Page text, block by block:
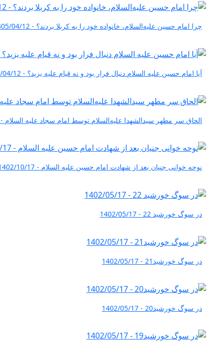
چرا امام حسین علیه‌السلام، خانواده خود را به کربلا بردند؟ - 1405/04/12
آیا امام حسین علیه السلام دنبال فرار بود و نه قیام علیه یزید؟ - 1405/04/12
الحاق سر مطهر سیدالشهدا علیه‌السلام توسط امام سجاد علیه السلام - 1405/04/12
نوحه خوانی جنیان بعد از شهادت امام حسین علیه السلام - 1402/10/17
در سوگ خورشید 22 - 1402/05/17
در سوگ خورشید21 - 1402/05/17
در سوگ خورشید20 - 1402/05/17